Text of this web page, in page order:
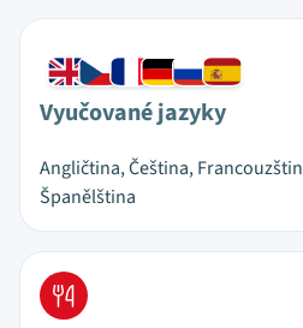
Vyučované jazyky
Angličtina, Čeština,
Španělština